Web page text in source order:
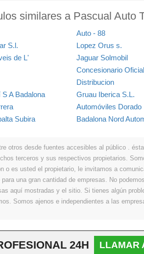
similares a Pascual Auto
Auto - 88
S.l.
Lopez Orus s.
de L'
Jaguar Solmobil
Concesionario
Distribucion
A Badalona
Gruau Iberica S.L.
Automóviles Dorado
Subira
Badalona Nord
otros desde fuentes accesibles al público .
terceros y sus respectivos propietarios.
es usted el propietario, le invitamos a
una gran cantidad de empresas. No
aquí mostradas y el sitio. Si tienes algún
Somos ajenos e independientes a las
24H LLAMAR